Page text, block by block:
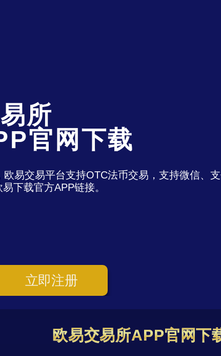
所
官网下载
易交易平台支持OTC法币交易，支持微信、
下载官方APP链接。
立即注册
欧易交易所APP官网下